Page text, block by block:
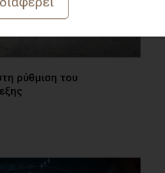
ρύθμιση του